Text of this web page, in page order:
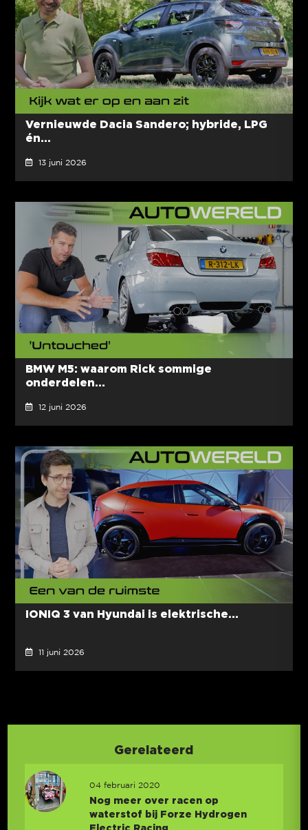
Vernieuwde Dacia Sandero; hybride, LPG
én...
13 juni 2026
BMW M5: waarom Rick sommige
onderdelen...
12 juni 2026
IONIQ 3 van Hyundai is elektrische...
11 juni 2026
Gerelateerd
04 februari 2020
Nog meer over racen op
waterstof bij Forze Hydrogen
Electric Racing